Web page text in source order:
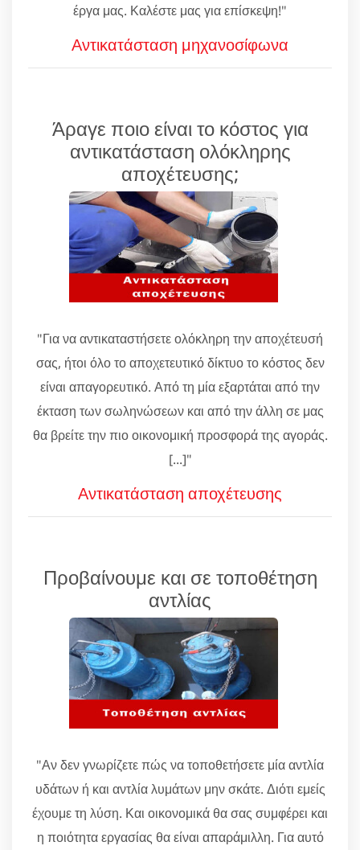
έργα μας. Καλέστε μας για επίσκεψη!"
Αντικατάσταση μηχανοσίφωνα
Άραγε ποιο είναι το κόστος για
αντικατάσταση ολόκληρης
αποχέτευσης;
"Για να αντικαταστήσετε ολόκληρη την αποχέτευσή
σας, ήτοι όλο το αποχετευτικό δίκτυο το κόστος δεν
είναι απαγορευτικό. Από τη μία εξαρτάται από την
έκταση των σωληνώσεων και από την άλλη σε μας
θα βρείτε την πιο οικονομική προσφορά της αγοράς.
[...]"
Αντικατάσταση αποχέτευσης
Προβαίνουμε και σε τοποθέτηση
αντλίας
"Αν δεν γνωρίζετε πώς να τοποθετήσετε μία αντλία
υδάτων ή και αντλία λυμάτων μην σκάτε. Διότι εμείς
έχουμε τη λύση. Και οικονομικά θα σας συμφέρει και
η ποιότητα εργασίας θα είναι απαράμιλλη. Για αυτό